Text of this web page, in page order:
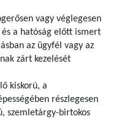
vagy véglegesen
a hatóság előtt ismert
az ügyfél vagy az
zárt kezelését
kiskorú, a
részlegesen
szemletárgy-birtokos